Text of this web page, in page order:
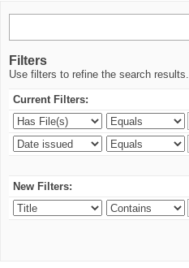
Filters
Use filters to refine the search results.
Current Filters:
New Filters: